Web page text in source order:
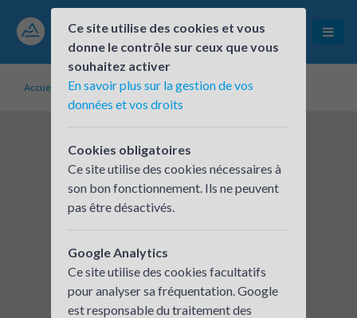
Accueil Établissements inscrits SAS GROS Henri
Ce site utilise des cookies et vous
donne le contrôle sur ceux que vous
souhaitez activer
En savoir plus sur la gestion de vos
données et vos droits
Cookies obligatoires
Ce site utilise des cookies nécessaires à
son bon fonctionnement. Ils ne peuvent
pas être désactivés.
Google Analytics
Ce site utilise des cookies facultatifs
pour analyser sa fréquentation. Google
est responsable du traitement des